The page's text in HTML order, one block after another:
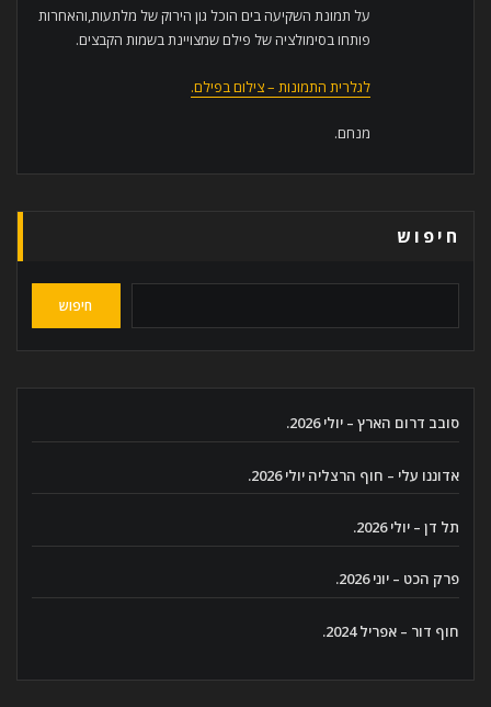
על תמונת השקיעה בים הוכל גון הירוק של מלתעות,והאחרות
פותחו בסימולציה של פילם שמצויינת בשמות הקבצים.
לגלרית התמונות – צילום בפילם.
מנחם.
חיפוש
חיפוש
סובב דרום הארץ – יולי 2026.
אדוננו עלי – חוף הרצליה יולי 2026.
תל דן – יולי 2026.
פרק הכט – יוני 2026.
חוף דור – אפריל 2024.